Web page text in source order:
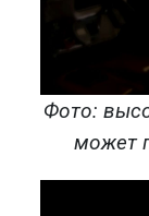
Фото:
может